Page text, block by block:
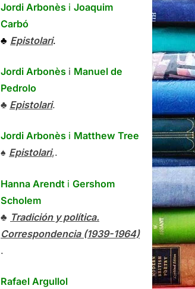
Jordi Arbonès i Joaquim
Carbó
♣ Epistolari.
Jordi Arbonès i Manuel de
Pedrolo
♣ Epistolari.
Jordi Arbonès i Matthew Tree
♠ Epistolari,.
Hanna Arendt i Gershom
Scholem
♣ Tradición y política.
Correspondencia (1939-1964)
.
Rafael Argullol